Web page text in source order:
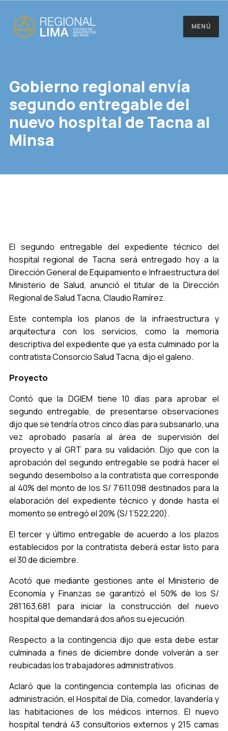
MENÚ
Gobierno regional envía
segundo entregable del
nuevo hospital de Tacna al
Minsa
El segundo entregable del expediente técnico del
hospital regional de Tacna será entregado hoy a la
Dirección General de Equipamiento e Infraestructura del
Ministerio de Salud, anunció el titular de la Dirección
Regional de Salud Tacna, Claudio Ramírez.
Este contempla los planos de la infraestructura y
arquitectura con los servicios, como la memoria
descriptiva del expediente que ya esta culminado por la
contratista Consorcio Salud Tacna, dijo el galeno.
Proyecto
Contó que la DGIEM tiene 10 días para aprobar el
segundo entregable, de presentarse observaciones
dijo que se tendría otros cinco días para subsanarlo, una
vez aprobado pasaría al área de supervisión del
proyecto y al GRT para su validación. Dijo que con la
aprobación del segundo entregable se podrá hacer el
segundo desembolso a la contratista que corresponde
al 40% del monto de los S/ 7’611,098 destinados para la
elaboración del expediente técnico y donde hasta el
momento se entregó el 20% (S/ 1’522,220).
El tercer y último entregable de acuerdo a los plazos
establecidos por la contratista deberá estar listo para
el 30 de diciembre.
Acotó que mediante gestiones ante el Ministerio de
Economía y Finanzas se garantizó el 50% de los S/
281’163,681 para iniciar la construcción del nuevo
hospital que demandará dos años su ejecución.
Respecto a la contingencia dijo que esta debe estar
culminada a fines de diciembre donde volverán a ser
reubicadas los trabajadores administrativos.
Aclaró que la contingencia contempla las oficinas de
administración, el Hospital de Día, comedor, lavandería y
las habitaciones de los médicos internos. El nuevo
hospital tendrá 43 consultorios externos y 215 camas